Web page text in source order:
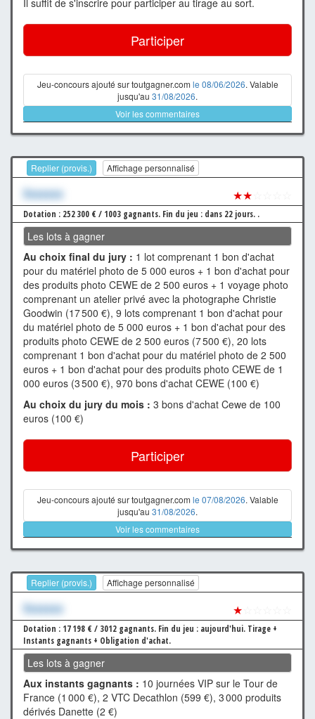
Il suffit de s'inscrire pour participer au tirage au sort.
Participer
Jeu-concours ajouté sur toutgagner.com le 08/06/2026. Valable
jusqu'au 31/08/2026.
Voir les commentaires
Replier (provis.) Affichage personnalisé
Xxxxxxx ★★
Dotation : 252 300 € / 1003 gagnants. Fin du jeu : dans 22 jours. .
Les lots à gagner
Au choix final du jury : 1 lot comprenant 1 bon d'achat
pour du matériel photo de 5 000 euros + 1 bon d'achat pour
des produits photo CEWE de 2 500 euros + 1 voyage photo
comprenant un atelier privé avec la photographe Christie
Goodwin (17 500 €), 9 lots comprenant 1 bon d'achat pour
du matériel photo de 5 000 euros + 1 bon d'achat pour des
produits photo CEWE de 2 500 euros (7 500 €), 20 lots
comprenant 1 bon d'achat pour du matériel photo de 2 500
euros + 1 bon d'achat pour des produits photo CEWE de 1
000 euros (3 500 €), 970 bons d'achat CEWE (100 €)
Au choix du jury du mois : 3 bons d'achat Cewe de 100
euros (100 €)
Participer
Jeu-concours ajouté sur toutgagner.com le 07/08/2026. Valable
jusqu'au 31/08/2026.
Voir les commentaires
Replier (provis.) Affichage personnalisé
Xxxxxxx ★
Dotation : 17 198 € / 3012 gagnants. Fin du jeu : aujourd'hui. Tirage +
Instants gagnants + Obligation d'achat.
Les lots à gagner
Aux instants gagnants : 10 journées VIP sur le Tour de
France (1 000 €), 2 VTC Decathlon (599 €), 3 000 produits
dérivés Danette (2 €)